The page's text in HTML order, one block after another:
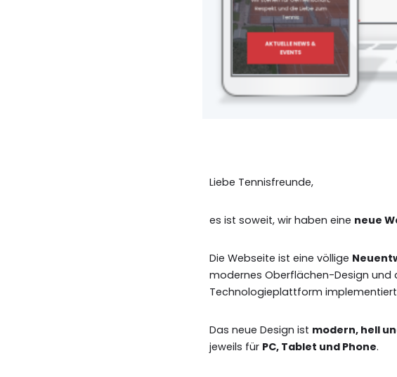
Liebe Tennisfreunde,
es ist soweit, wir haben eine neue
Die Webseite ist eine völlige
modernes Oberflächen-Design und
Technologieplattform
Das neue Design ist modern, hell
jeweils für PC, Tablet und Phone.